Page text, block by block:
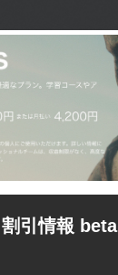
引情報 beta